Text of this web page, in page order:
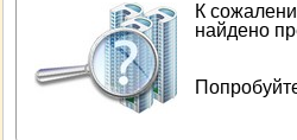
К
найдено